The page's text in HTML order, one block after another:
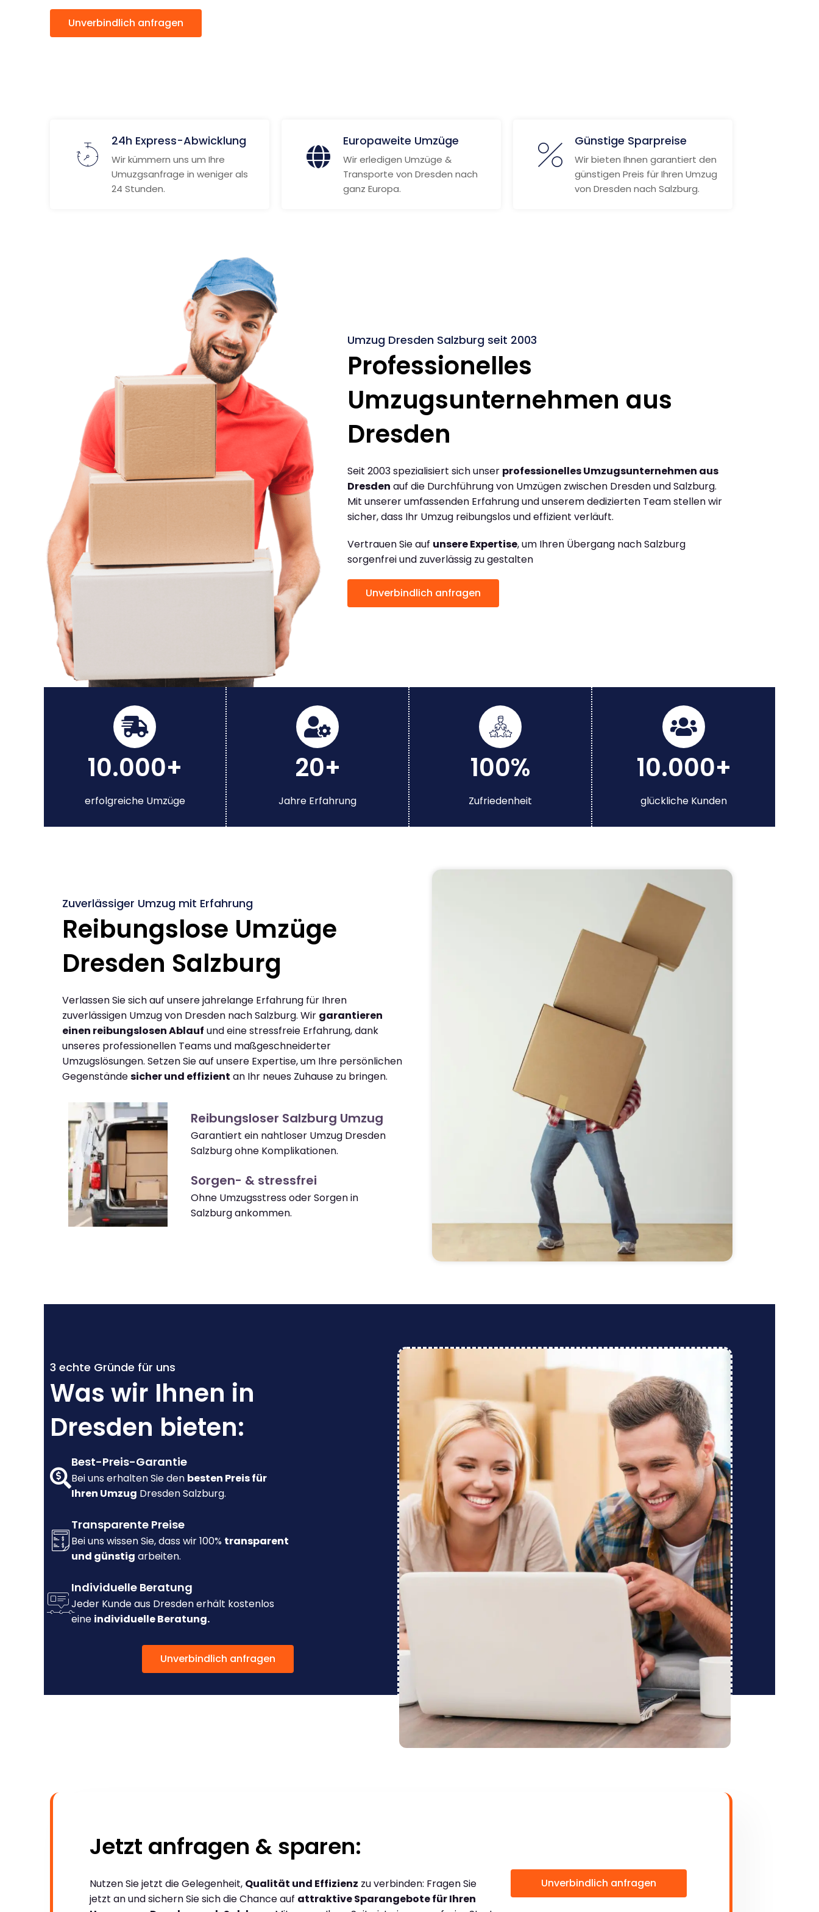
Unverbindlich anfragen
24h Express-Abwicklung
Wir kümmern uns um Ihre
Umuzgsanfrage in weniger als
24 Stunden.
Europaweite Umzüge
Wir erledigen Umzüge &
Transporte von Dresden nach
ganz Europa.
Günstige Sparpreise
Wir bieten Ihnen garantiert den
günstigen Preis für Ihren Umzug
von Dresden nach Salzburg.
Umzug Dresden Salzburg seit 2003
Professionelles
Umzugsunternehmen aus
Dresden
Seit 2003 spezialisiert sich unser professionelles Umzugsunternehmen aus
Dresden auf die Durchführung von Umzügen zwischen Dresden und Salzburg.
Mit unserer umfassenden Erfahrung und unserem dedizierten Team stellen wir
sicher, dass Ihr Umzug reibungslos und effizient verläuft.
Vertrauen Sie auf unsere Expertise, um Ihren Übergang nach Salzburg
sorgenfrei und zuverlässig zu gestalten
Unverbindlich anfragen
10.000+
erfolgreiche Umzüge
20+
Jahre Erfahrung
100%
Zufriedenheit
10.000+
glückliche Kunden
Zuverlässiger Umzug mit Erfahrung
Reibungslose Umzüge
Dresden Salzburg
Verlassen Sie sich auf unsere jahrelange Erfahrung für Ihren
zuverlässigen Umzug von Dresden nach Salzburg. Wir garantieren
einen reibungslosen Ablauf und eine stressfreie Erfahrung, dank
unseres professionellen Teams und maßgeschneiderter
Umzugslösungen. Setzen Sie auf unsere Expertise, um Ihre persönlichen
Gegenständesicher und effizient an Ihr neues Zuhause zu bringen.
Reibungsloser Salzburg Umzug
Garantiert ein nahtloser Umzug Dresden
Salzburg ohne Komplikationen.
Sorgen- & stressfrei
Ohne Umzugsstress oder Sorgen in
Salzburg ankommen.
3 echte Gründe für uns
Was wir Ihnen in
Dresden bieten:
Best-Preis-Garantie
Bei uns erhalten Sie den besten Preis für
Ihren Umzug Dresden Salzburg.
Transparente Preise
Bei uns wissen Sie, dass wir 100% transparent
und günstig arbeiten.
Individuelle Beratung
Jeder Kunde aus Dresden erhält kostenlos
eine individuelle Beratung.
Unverbindlich anfragen
Jetzt anfragen & sparen:
Nutzen Sie jetzt die Gelegenheit, Qualität und Effizienz zu verbinden: Fragen Sie
jetzt an und sichern Sie sich die Chance auf attraktive Sparangebote für Ihren
Unverbindlich anfragen